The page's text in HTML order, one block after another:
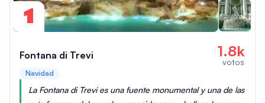
1
Fontana di Trevi 1.8k
votos
Navidad
La Fontana di Trevi es una fuente monumental y una de las